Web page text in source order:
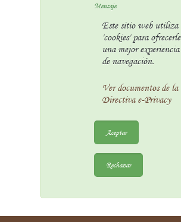
Mensaje
Este sitio web utiliza
'cookies' para ofrecerle
una mejor experiencia
de navegación.
Ver documentos de la
Directiva e-Privacy
Aceptar
Rechazar